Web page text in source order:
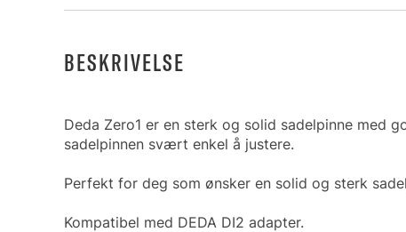
BESKRIVELSE
Deda Zero1 er en sterk og solid sadelpinne med
sadelpinnen svært enkel å justere.
Perfekt for deg som ønsker en solid og sterk
Kompatibel med DEDA DI2 adapter.